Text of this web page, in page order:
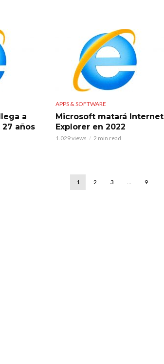
a
años
APPS & SOFTWARE
Microsoft matará Internet
Explorer en 2022
1.029 views 2 min read
1 2 3 … 9